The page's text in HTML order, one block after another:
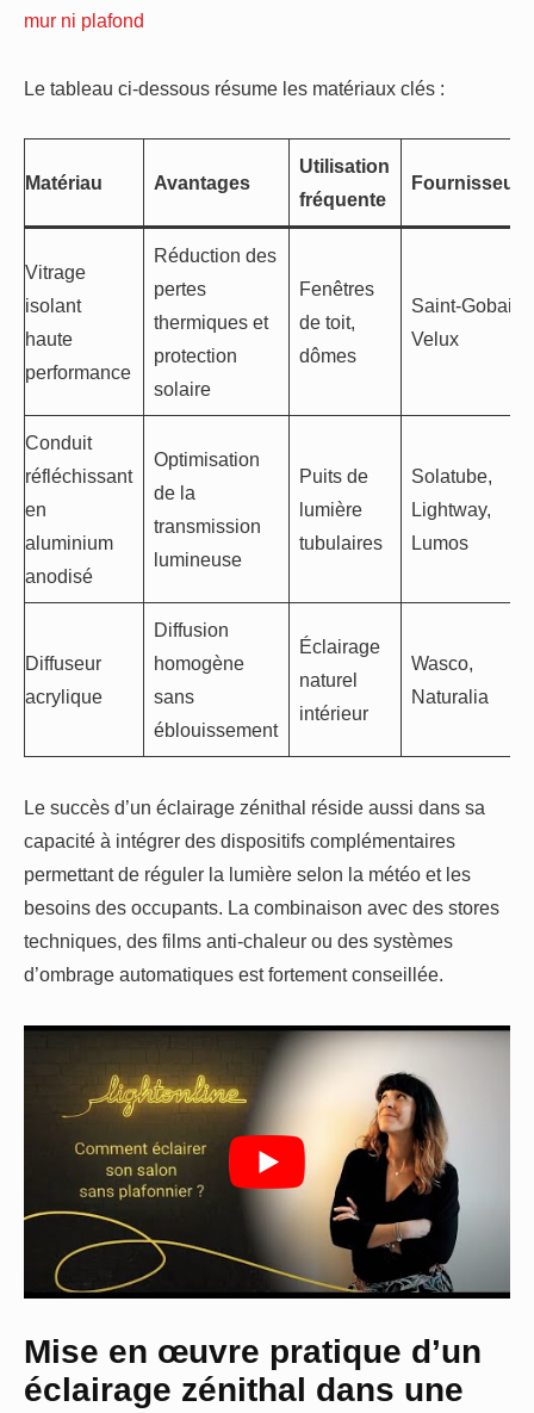
mur ni plafond
Le tableau ci-dessous résume les matériaux clés :
Matériau Avantages
Utilisation
fréquente
Fournisseurs
Vitrage
isolant
haute
performance
Réduction des
pertes
thermiques et
protection
solaire
Fenêtres
de toit,
dômes
Saint-Gobain,
Velux
Conduit
réfléchissant
en
aluminium
anodisé
Optimisation
de la
transmission
lumineuse
Puits de
lumière
tubulaires
Solatube,
Lightway,
Lumos
Diffuseur
acrylique
Diffusion
homogène
sans
éblouissement
Éclairage
naturel
intérieur
Wasco,
Naturalia
Le succès d’un éclairage zénithal réside aussi dans sa
capacité à intégrer des dispositifs complémentaires
permettant de réguler la lumière selon la météo et les
besoins des occupants. La combinaison avec des stores
techniques, des films anti-chaleur ou des systèmes
d’ombrage automatiques est fortement conseillée.
Mise en œuvre pratique d’un
éclairage zénithal dans une